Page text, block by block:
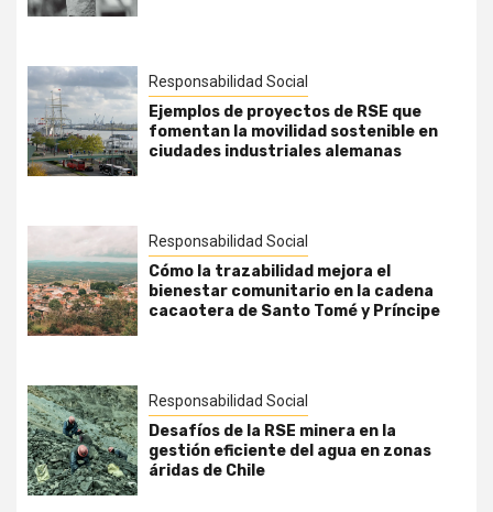
Responsabilidad Social
Ejemplos de proyectos de RSE que
fomentan la movilidad sostenible en
ciudades industriales alemanas
Responsabilidad Social
Cómo la trazabilidad mejora el
bienestar comunitario en la cadena
cacaotera de Santo Tomé y Príncipe
Responsabilidad Social
Desafíos de la RSE minera en la
gestión eficiente del agua en zonas
áridas de Chile